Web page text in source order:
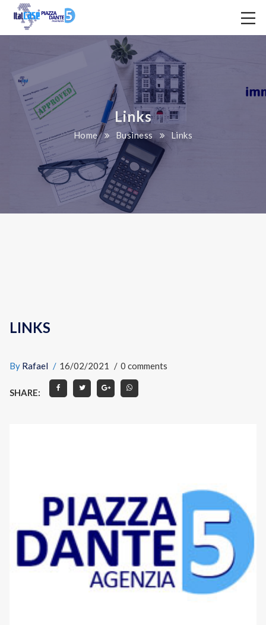
Links
Home Business Links
LINKS
By Rafael 16/02/2021 0 comments
SHARE: